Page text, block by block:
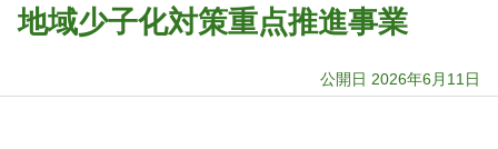
地域少子化対策重点推進事業
公開日 2026年6月11日